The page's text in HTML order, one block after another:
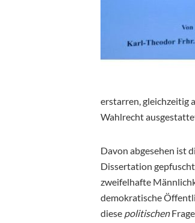
erstarren, gleichzeitig
Wahlrecht
Davon abgesehen ist
Dissertation
zweifelhafte
demokratische
diese politischen